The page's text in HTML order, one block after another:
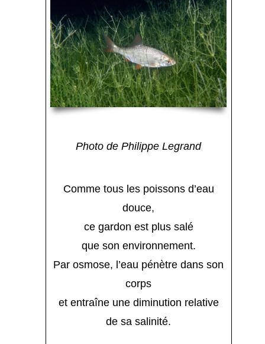
Photo de Philippe Legrand
Comme tous les poissons d’eau
douce,
ce gardon est plus salé
que son environnement.
Par osmose, l’eau pénètre dans son
corps
et entraîne une diminution relative
de sa salinité.